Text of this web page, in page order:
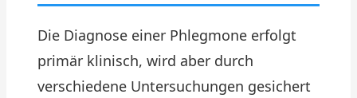
Die Diagnose einer Phlegmone erfolgt
primär klinisch, wird aber durch
verschiedene Untersuchungen gesichert